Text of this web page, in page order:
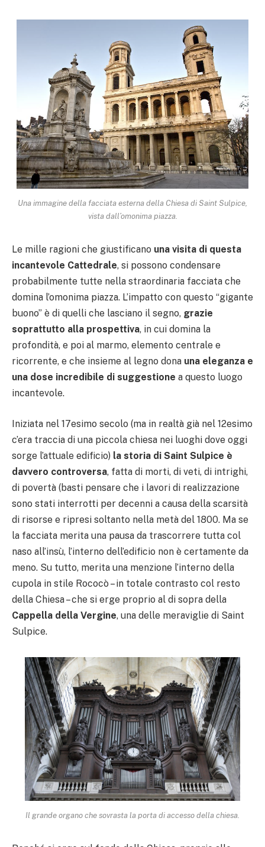
Una immagine della facciata esterna della Chiesa di Saint Sulpice,
vista dall’omonima piazza.
Le mille ragioni che giustificano una visita di questa
incantevole Cattedrale, si possono condensare
probabilmente tutte nella straordinaria facciata che
domina l’omonima piazza. L’impatto con questo “gigante
buono” è di quelli che lasciano il segno, grazie
soprattutto alla prospettiva, in cui domina la
profondità, e poi al marmo, elemento centrale e
ricorrente, e che insieme al legno dona una eleganza e
una dose incredibile di suggestione a questo luogo
incantevole.
Iniziata nel 17esimo secolo (ma in realtà già nel 12esimo
c’era traccia di una piccola chiesa nei luoghi dove oggi
sorge l’attuale edificio) la storia di Saint Sulpice è
davvero controversa, fatta di morti, di veti, di intrighi,
di povertà (basti pensare che i lavori di realizzazione
sono stati interrotti per decenni a causa della scarsità
di risorse e ripresi soltanto nella metà del 1800. Ma se
la facciata merita una pausa da trascorrere tutta col
naso all’insù, l’interno dell’edificio non è certamente da
meno. Su tutto, merita una menzione l’interno della
cupola in stile Rococò – in totale contrasto col resto
della Chiesa – che si erge proprio al di sopra della
Cappella della Vergine, una delle meraviglie di Saint
Sulpice.
Il grande organo che sovrasta la porta di accesso della chiesa.